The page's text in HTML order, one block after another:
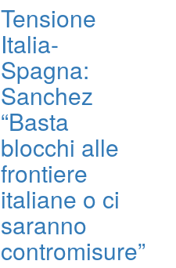
Tensione
Italia-
Spagna:
Sanchez
“Basta
blocchi alle
frontiere
italiane o ci
saranno
contromisure”